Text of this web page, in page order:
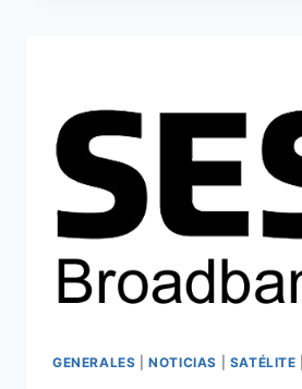
GENERALES |NOTICIAS SATÉLITE